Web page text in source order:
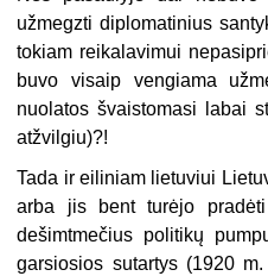
užmegzti diplomatinius
tokiam reikalavimui
buvo visaip vengiama
nuolatos švaistomasi labai
atžvilgiu)?!
Tada ir eiliniam lietuviui
arba jis bent turėjo
dešimtmečius politikų
garsiosios sutartys (1920